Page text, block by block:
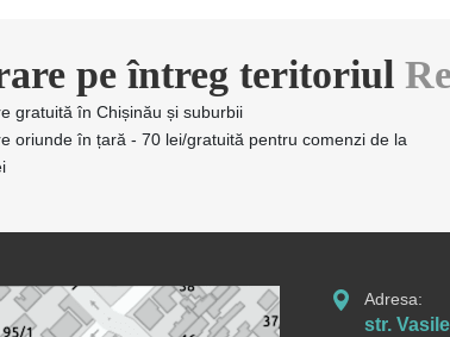
pe întreg teritoriul
gratuită în Chișinău și suburbii
oriunde în țară - 70 lei/gratuită pentru comenzi de la
Adresa:
str.